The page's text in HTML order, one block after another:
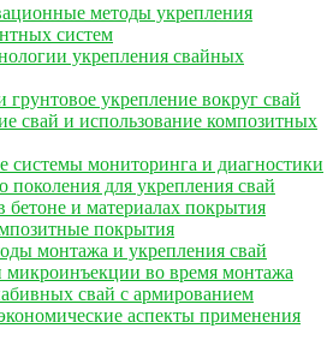
методы укрепления
систем
укрепления свайных
укрепление вокруг свай
свай и использование композитных
системы мониторинга и диагностики
поколения для укрепления свай
бетоне и материалах покрытия
покрытия
монтажа и укрепления свай
микроинъекции во время монтажа
свай с армированием
аспекты применения